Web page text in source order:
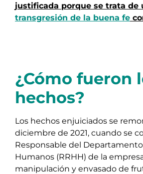
justificada porque se trata de
transgresión de la buena fe
¿Cómo fueron
hechos?
Los hechos enjuiciados se
diciembre de 2021, cuando se
Responsable del
Humanos (RRHH) de la
manipulación y envasado de